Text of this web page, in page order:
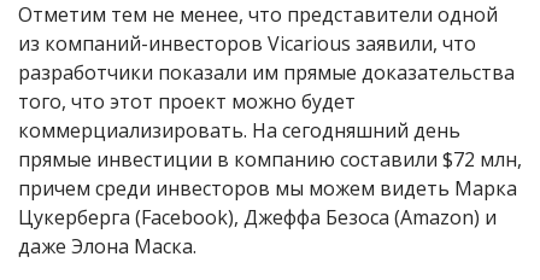
Отметим тем не менее, что представители одной
из компаний-инвесторов Vicarious заявили, что
разработчики показали им прямые доказательства
того, что этот проект можно будет
коммерциализировать. На сегодняшний день
прямые инвестиции в компанию составили $72 млн,
причем среди инвесторов мы можем видеть Марка
Цукерберга (Facebook), Джеффа Безоса (Amazon) и
даже Элона Маска.